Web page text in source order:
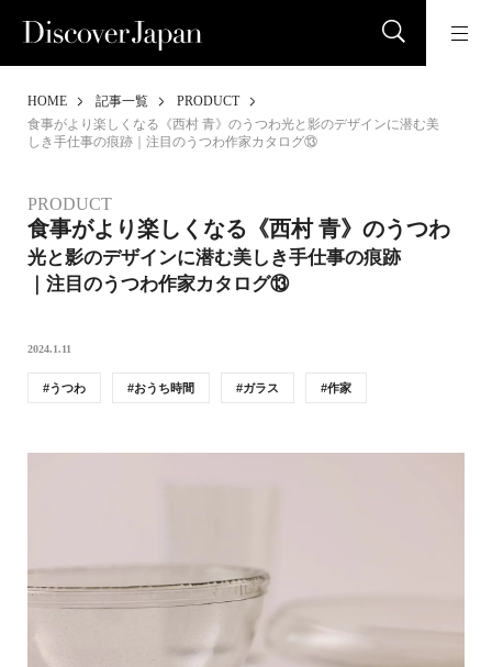
HOME 記事一覧
PRODUCT
食事がより楽しくなる《西村 青》のうつわ光と影のデザインに潜む美
しき手仕事の痕跡｜注目のうつわ作家カタログ⑬
PRODUCT
食事がより楽しくなる《西村 青》のうつわ
光と影のデザインに潜む美しき手仕事の痕跡
｜注目のうつわ作家カタログ⑬
2024.1.11
うつわ おうち時間 ガラス 作家